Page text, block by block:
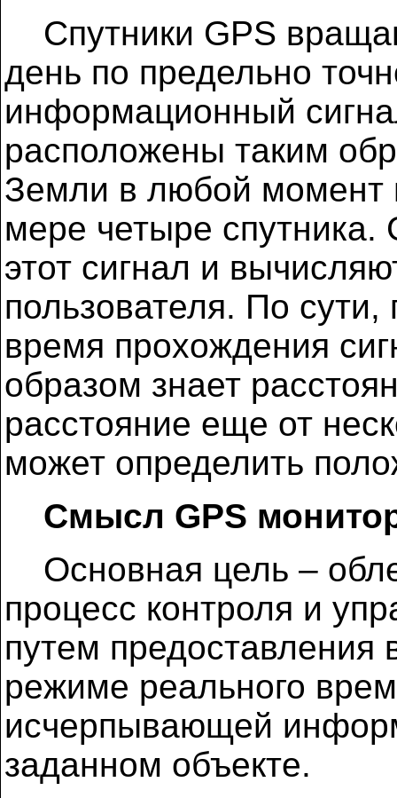
Спутники GPS
день по предельно
информационный
расположены таким
Земли в любой момент
мере четыре
этот сигнал и
пользователя. По
время прохождения
образом знает
расстояние еще от
может определить
Смысл GPS
Основная цель –
процесс контроля и
путем предоставления
режиме реального
исчерпывающей
заданном объекте.